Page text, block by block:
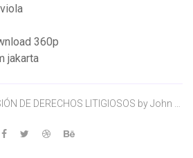
360p
jakarta
DE DERECHOS LITIGIOSOS by John …